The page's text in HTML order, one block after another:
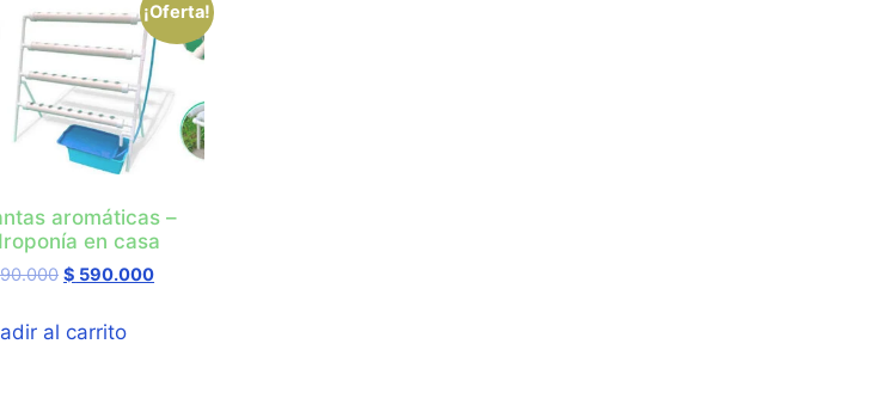
¡Oferta!
aromáticas –
en casa
$ 590.000
al carrito